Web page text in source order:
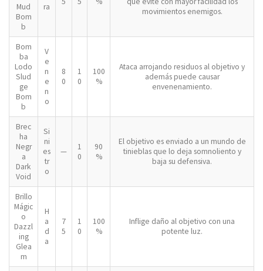
Mud
Bom
b
ra
movimientos enemigos.
Bom
ba
Lodo
Slud
ge
Bom
b
V
e
n
e
n
o
8
0
1
0
100
%
Ataca arrojando residuos al objetivo y
además puede causar
envenenamiento.
Brec
ha
Negr
a
Dark
Void
Si
ni
es
tr
o
—
1
0
90
%
El objetivo es enviado a un mundo de
tinieblas que lo deja somnoliento y
baja su defensiva.
Brillo
Mágic
o
Dazzl
ing
Glea
m
H
a
d
a
7
5
1
0
100
%
Inflige daño al objetivo con una
potente luz.